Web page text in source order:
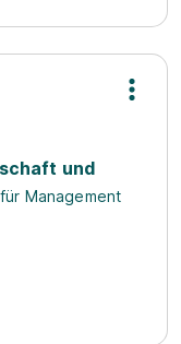
und
Management